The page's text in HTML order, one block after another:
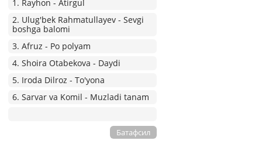
1. Rayhon - Atirgul
2. Ulug'bek Rahmatullayev - Sevgi
boshga balomi
3. Afruz - Po polyam
4. Shoira Otabekova - Daydi
5. Iroda Dilroz - To'yona
6. Sarvar va Komil - Muzladi tanam
Батафсил